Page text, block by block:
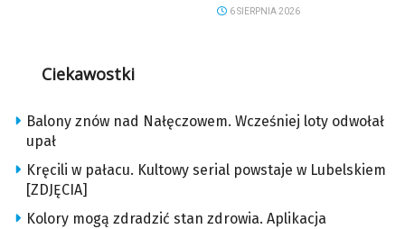
6 SIERPNIA 2026
Ciekawostki
Balony znów nad Nałęczowem. Wcześniej loty odwołał
upał
Kręcili w pałacu. Kultowy serial powstaje w Lubelskiem
[ZDJĘCIA]
Kolory mogą zdradzić stan zdrowia. Aplikacja